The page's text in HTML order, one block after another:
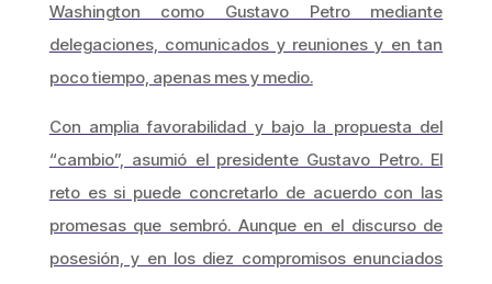
Washington como Gustavo Petro mediante
delegaciones, comunicados y reuniones y en tan
poco tiempo, apenas mes y medio.
Con amplia favorabilidad y bajo la propuesta del
“cambio”, asumió el presidente Gustavo Petro. El
reto es si puede concretarlo de acuerdo con las
promesas que sembró. Aunque en el discurso de
posesión, y en los diez compromisos enunciados